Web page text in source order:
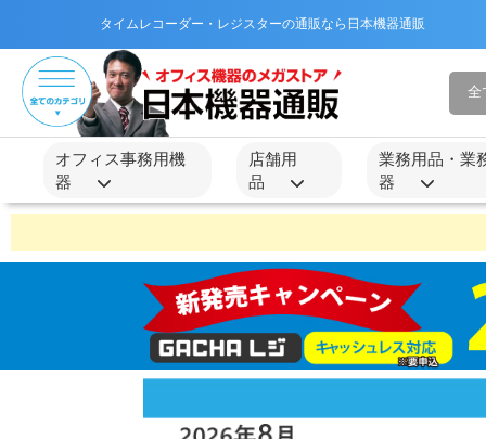
タイムレコーダー・レジスターの通販なら日本機器通販
オフィス事務用機
器
店舗用
品
業務用品・業
器